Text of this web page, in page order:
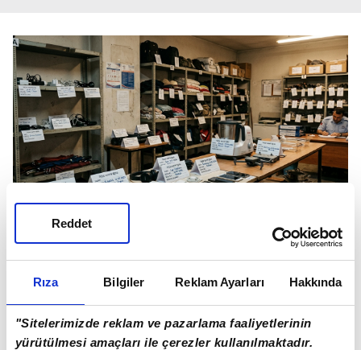
Rıza Bilgiler Reklam Ayarları Hakkında
"Sitelerimizde reklam ve pazarlama faaliyetlerinin
yürütülmesi amaçları ile çerezler kullanılmaktadır.
Reddet
Bekleme Salonu'nda açık artırmayla satılacak
Sahipsiz eşyalar açık artırmayla satılacak